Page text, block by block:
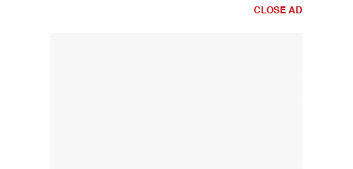
CLOSE AD